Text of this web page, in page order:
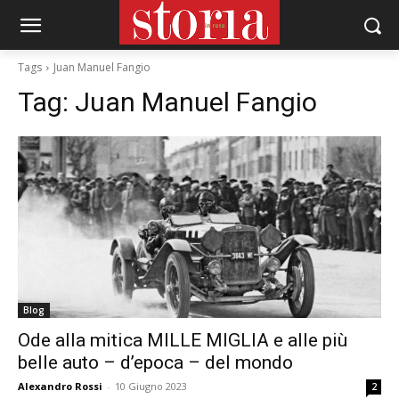
Tags Juan Manuel Fangio
Tag: Juan Manuel Fangio
Blog
Ode alla mitica MILLE MIGLIA e alle più
belle auto – d’epoca – del mondo
Alexandro Rossi - 10 Giugno 2023 2